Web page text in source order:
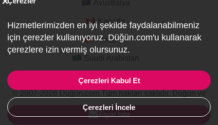
Fiyat İste
Kanada
Almanya
Özel Etkinlik Online Planlama Sitesi.
ref:PI1-1-3438
Hizmetlerimizden en iyi şekilde faydalanabilmeniz
için çerezler kullanıyoruz. Düğün.com'u kullanarak
çerezlere izin vermiş olursunuz.
Çerezleri Kabul Et
Çerezleri İncele